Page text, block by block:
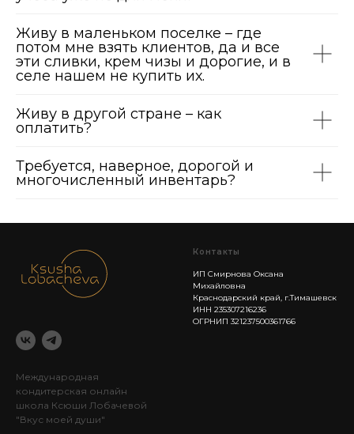
Живу в маленьком поселке – где
потом мне взять клиентов, да и все
эти сливки, крем чизы и дорогие, и в
селе нашем не купить их.
Живу в другой стране – как
оплатить?
Требуется, наверное, дорогой и
многочисленный инвентарь?
Международная
кондитерская онлайн
школа Ксюши Лобачевой
"Вкус моей души"
Контакты
ИП Смирнова Оксана
Михайловна
Краснодарский край, г.Тимашевск
ИНН 235307216236
ОГРНИП 321237500361766